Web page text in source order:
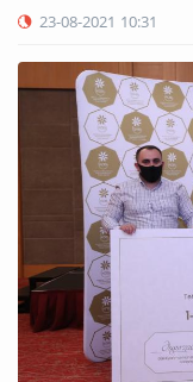
23-08-2021 10:31